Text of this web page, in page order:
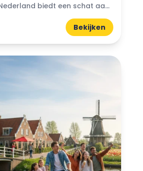
De zomer in Nederland biedt een schat aan ervaringen voor iedereen. Of je nu wilt ontspannen op het strand, de natuur wilt verkennen of bruisende steden wilt ontdekken, er is...
Bekijken